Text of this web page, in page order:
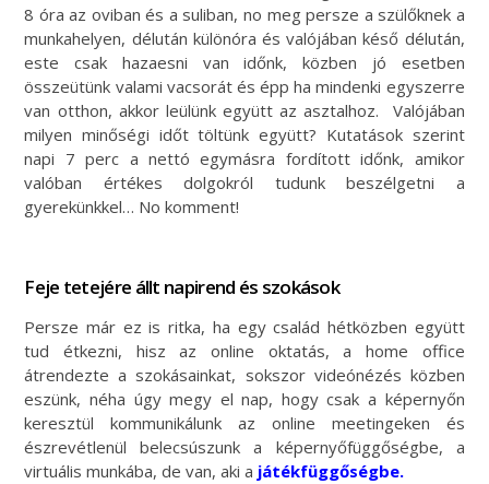
8 óra az oviban és a suliban, no meg persze a szülőknek a
munkahelyen, délután különóra és valójában késő délután,
este csak hazaesni van időnk, közben jó esetben
összeütünk valami vacsorát és épp ha mindenki egyszerre
van otthon, akkor leülünk együtt az asztalhoz. Valójában
milyen minőségi időt töltünk együtt? Kutatások szerint
napi 7 perc a nettó egymásra fordított időnk, amikor
valóban értékes dolgokról tudunk beszélgetni a
gyerekünkkel… No komment!
Feje tetejére állt napirend és szokások
Persze már ez is ritka, ha egy család hétközben együtt
tud étkezni, hisz az online oktatás, a home office
átrendezte a szokásainkat, sokszor videónézés közben
eszünk, néha úgy megy el nap, hogy csak a képernyőn
keresztül kommunikálunk az online meetingeken és
észrevétlenül belecsúszunk a képernyőfüggőségbe, a
virtuális munkába, de van, aki a játékfüggőségbe.